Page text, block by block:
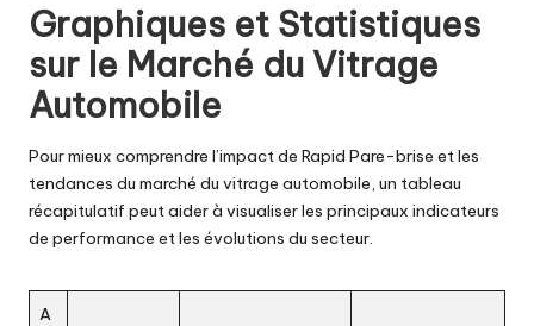
Graphiques et Statistiques
sur le Marché du Vitrage
Automobile
Pour mieux comprendre l’impact de Rapid Pare-brise et les
tendances du marché du vitrage automobile, un tableau
récapitulatif peut aider à visualiser les principaux indicateurs
de performance et les évolutions du secteur.
A